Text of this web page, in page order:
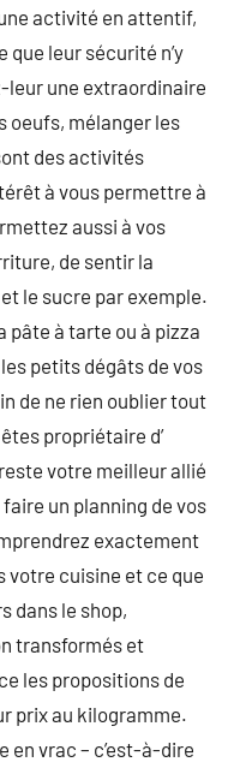
activité en attentif,
que leur sécurité n’y
leur une extraordinaire
oeufs, mélanger les
des activités
à vous permettre à
aussi à vos
de sentir la
le sucre par exemple.
à tarte ou à pizza
petits dégâts de vos
de ne rien oublier tout
propriétaire d’
votre meilleur allié
un planning de vos
exactement
votre cuisine et ce que
dans le shop,
transformés et
les propositions de
prix au kilogramme.
en vrac – c’est-à-dire